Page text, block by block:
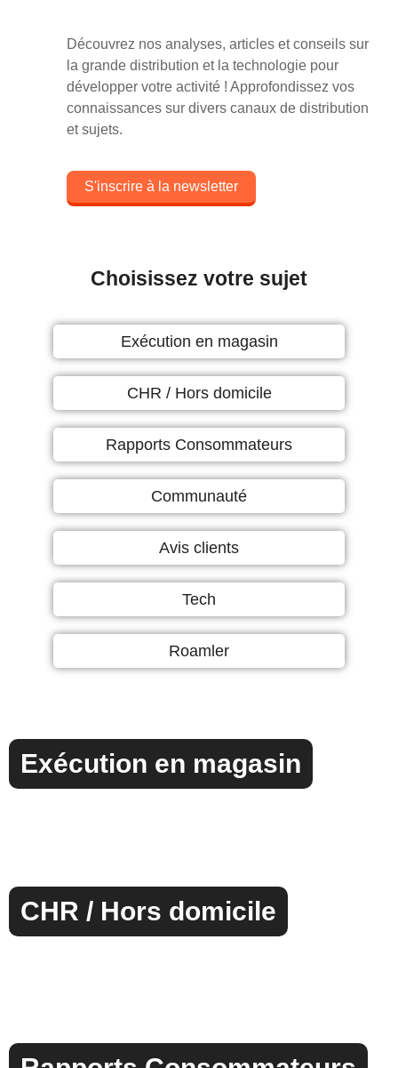
Découvrez nos analyses, articles et conseils sur
la grande distribution et la technologie pour
développer votre activité ! Approfondissez vos
connaissances sur divers canaux de distribution
et sujets.
S'inscrire à la newsletter
Choisissez votre sujet
Exécution en magasin
CHR / Hors domicile
Rapports Consommateurs
Communauté
Avis clients
Tech
Roamler
Exécution en magasin
CHR / Hors domicile